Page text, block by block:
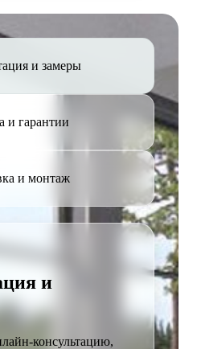
и замеры
и гарантии
и монтаж
и
консультацию,